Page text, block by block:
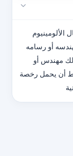
/ عن حاجتها الى عدد 2 مهندسين/ 1 مهندسه أو رسامه
مهندس أو
أن يحمل رخصة